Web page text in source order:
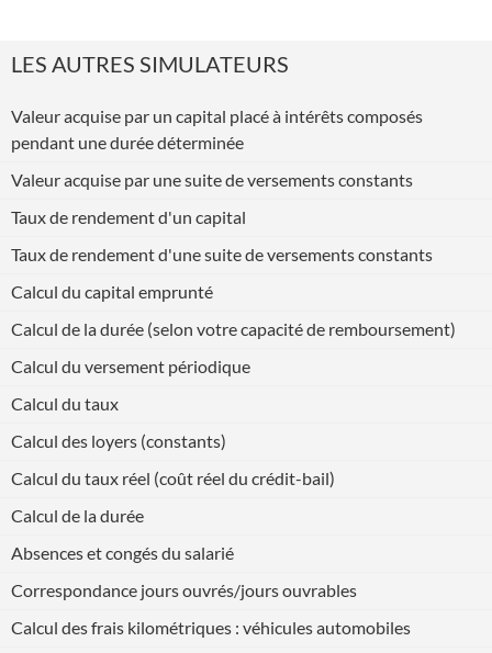
LES AUTRES SIMULATEURS
Valeur acquise par un capital placé à intérêts composés
pendant une durée déterminée
Valeur acquise par une suite de versements constants
Taux de rendement d'un capital
Taux de rendement d'une suite de versements constants
Calcul du capital emprunté
Calcul de la durée (selon votre capacité de remboursement)
Calcul du versement périodique
Calcul du taux
Calcul des loyers (constants)
Calcul du taux réel (coût réel du crédit-bail)
Calcul de la durée
Absences et congés du salarié
Correspondance jours ouvrés/jours ouvrables
Calcul des frais kilométriques : véhicules automobiles